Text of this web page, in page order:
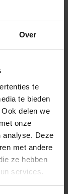
Over
te
te bieden
delen we
onze
analyse. Deze
met andere
ze hebben
services.